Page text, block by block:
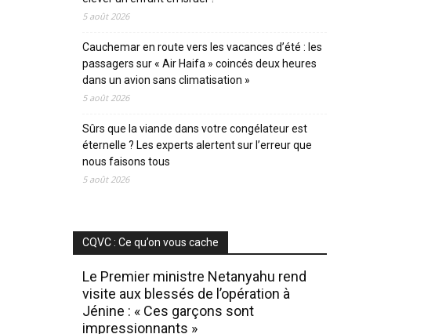
5 août 2026
Cauchemar en route vers les vacances d’été : les
passagers sur « Air Haifa » coincés deux heures
dans un avion sans climatisation »
5 août 2026
Sûrs que la viande dans votre congélateur est
éternelle ? Les experts alertent sur l’erreur que
nous faisons tous
5 août 2026
CQVC : Ce qu’on vous cache
Le Premier ministre Netanyahu rend
visite aux blessés de l’opération à
Jénine : « Ces garçons sont
impressionnants »